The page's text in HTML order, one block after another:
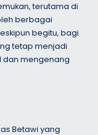
terutama di
berbagai
begitu, bagi
tetap menjadi
dan mengenang
Betawi yang